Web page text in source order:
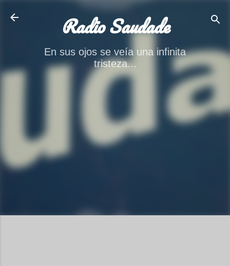
Radio Saudade
En sus ojos se veía una infinita
tristeza...